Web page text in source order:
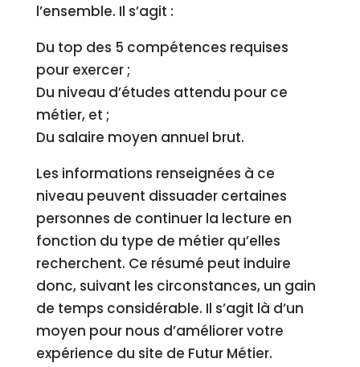
l’ensemble. Il s’agit :
Du top des 5 compétences requises
pour exercer ;
Du niveau d’études attendu pour ce
métier, et ;
Du salaire moyen annuel brut.
Les informations renseignées à ce
niveau peuvent dissuader certaines
personnes de continuer la lecture en
fonction du type de métier qu’elles
recherchent. Ce résumé peut induire
donc, suivant les circonstances, un gain
de temps considérable. Il s’agit là d’un
moyen pour nous d’améliorer votre
expérience du site de Futur Métier.